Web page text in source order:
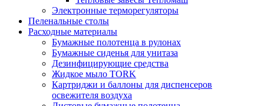
Электронные терморегуляторы
Пеленальные столы
Расходные материалы
Бумажные полотенца в рулонах
Бумажные сиденья для унитаза
Дезинфицирующие средства
Жидкое мыло TORK
Картриджи и баллоны для диспенсеров
освежителя воздуха